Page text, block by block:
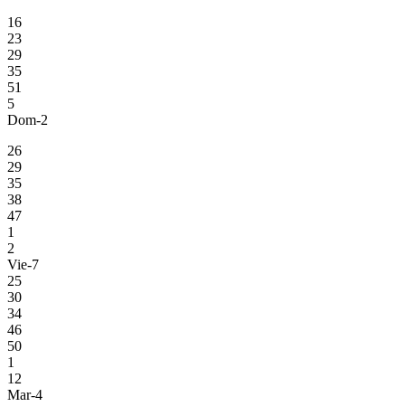
16
23
29
35
51
5
Dom-2
26
29
35
38
47
1
2
Vie-7
25
30
34
46
50
1
12
Mar-4